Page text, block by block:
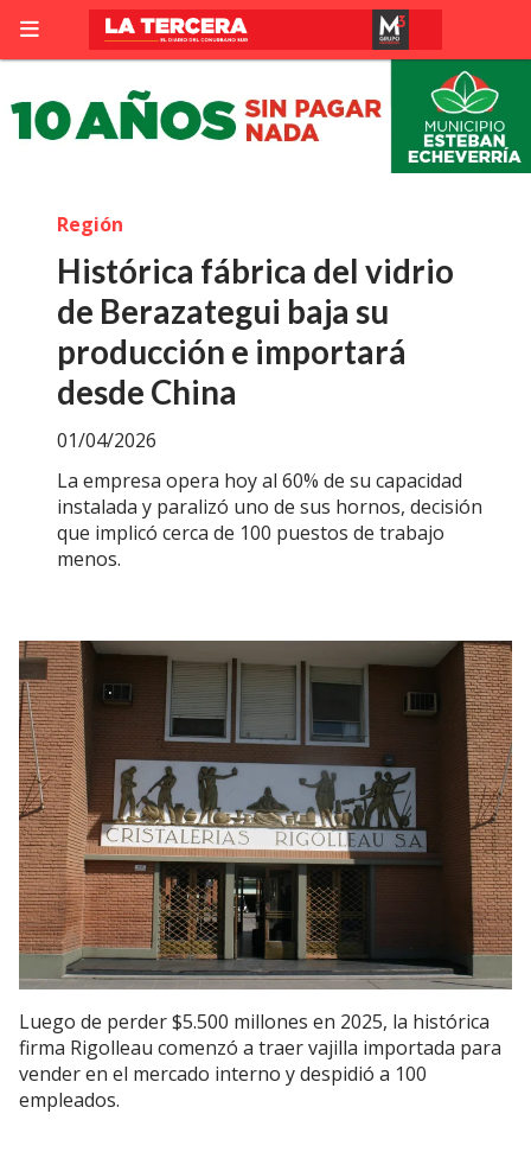
Histórica fábrica del vidrio
de Berazategui baja su
producción e importará
desde China
La empresa opera hoy al 60% de su capacidad
instalada y paralizó uno de sus hornos, decisión
que implicó cerca de 100 puestos de trabajo
menos.
Región
01/04/2026
Luego de perder $5.500 millones en 2025, la histórica
firma Rigolleau comenzó a traer vajilla importada para
vender en el mercado interno y despidió a 100
empleados.